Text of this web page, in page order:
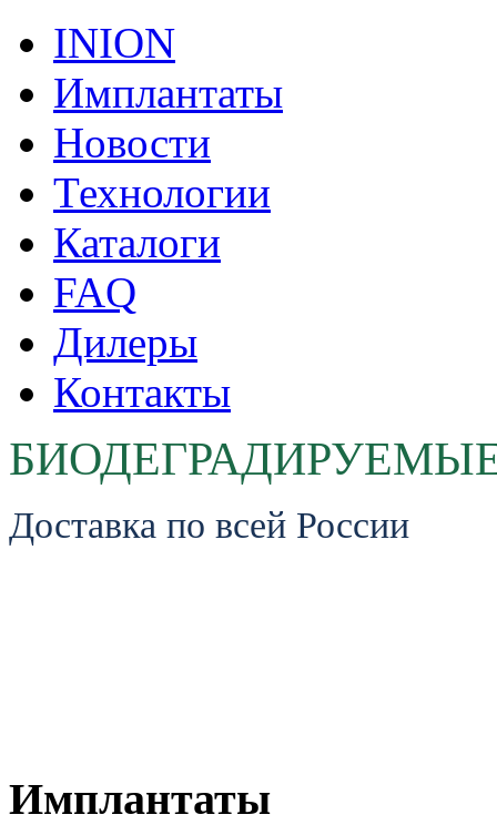
INION
Имплантаты
Новости
Технологии
Каталоги
FAQ
Дилеры
Контакты
Доставка по всей России
Имплантаты